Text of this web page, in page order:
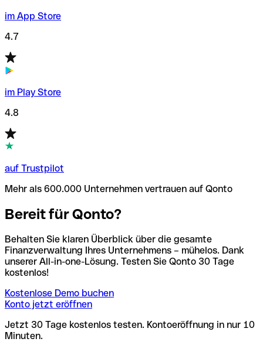
im App Store
4.7
im Play Store
4.8
auf Trustpilot
Mehr als 600.000 Unternehmen vertrauen auf Qonto
Bereit für Qonto?
Behalten Sie klaren Überblick über die gesamte
Finanzverwaltung Ihres Unternehmens – mühelos. Dank
unserer All-in-one-Lösung. Testen Sie Qonto 30 Tage
kostenlos!
Kostenlose Demo buchen
Konto jetzt eröffnen
Jetzt 30 Tage kostenlos testen. Kontoeröffnung in nur 10
Minuten.